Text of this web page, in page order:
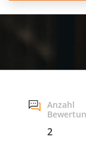
Anzahl
2